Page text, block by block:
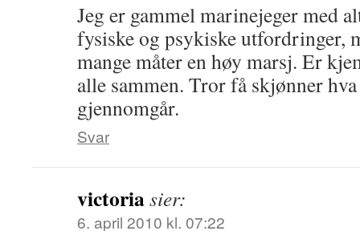
Jeg er gammel marinejeger med
fysiske og psykiske utfordringer,
mange måter en høy marsj. Er
alle sammen. Tror få skjønner
gjennomgår.
Svar
victoriasier:
6. april 2010 kl. 07:22